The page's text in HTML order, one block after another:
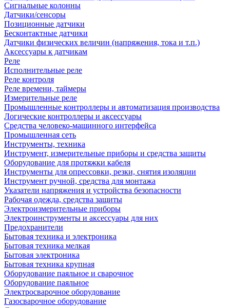
Сигнальные колонны
Датчики/сенсоры
Позиционные датчики
Бесконтактные датчики
Датчики физических величин (напряжения, тока и т.п.)
Аксессуары к датчикам
Реле
Исполнительные реле
Реле контроля
Реле времени, таймеры
Измерительные реле
Промышленные контроллеры и автоматизация производства
Логические контроллеры и аксессуары
Средства человеко-машинного интерфейса
Промышленная сеть
Инструменты, техника
Инструмент, измерительные приборы и средства защиты
Оборудование для протяжки кабеля
Инструменты для опрессовки, резки, снятия изоляции
Инструмент ручной, средства для монтажа
Указатели напряжения и устройства безопасности
Рабочая одежда, средства защиты
Электроизмерительные приборы
Электроинструменты и аксессуары для них
Предохранители
Бытовая техника и электроника
Бытовая техника мелкая
Бытовая электроника
Бытовая техника крупная
Оборудование паяльное и сварочное
Оборудование паяльное
Электросварочное оборудование
Газосварочное оборудование